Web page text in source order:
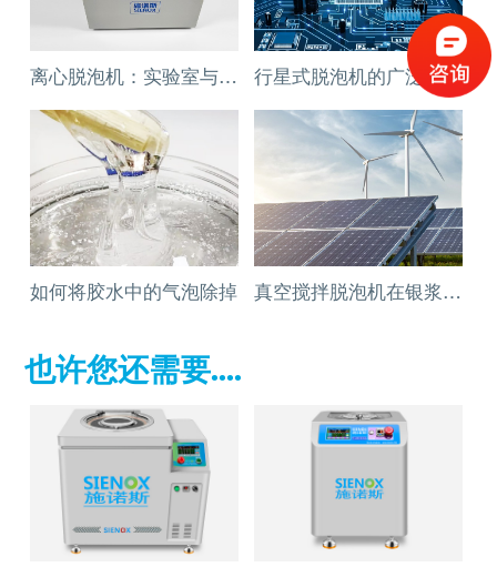
行星式脱泡机的广泛应用领域
如何将胶水中的气泡除掉
也许您还需要....